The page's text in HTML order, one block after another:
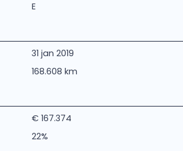
E
31 jan 2019
168.608 km
€ 167.374
22%